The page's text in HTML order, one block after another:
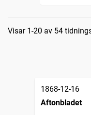
Visar 1-20 av 54
1868-12-16
Aftonbladet